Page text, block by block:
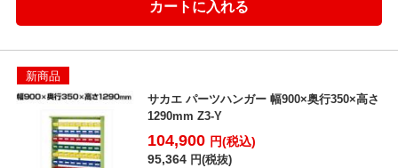
新商品
サカエ パーツハンガー 幅900×奥行350×高さ
1290mm Z3-Y
104,900 円(税込)
95,364 円(税抜)